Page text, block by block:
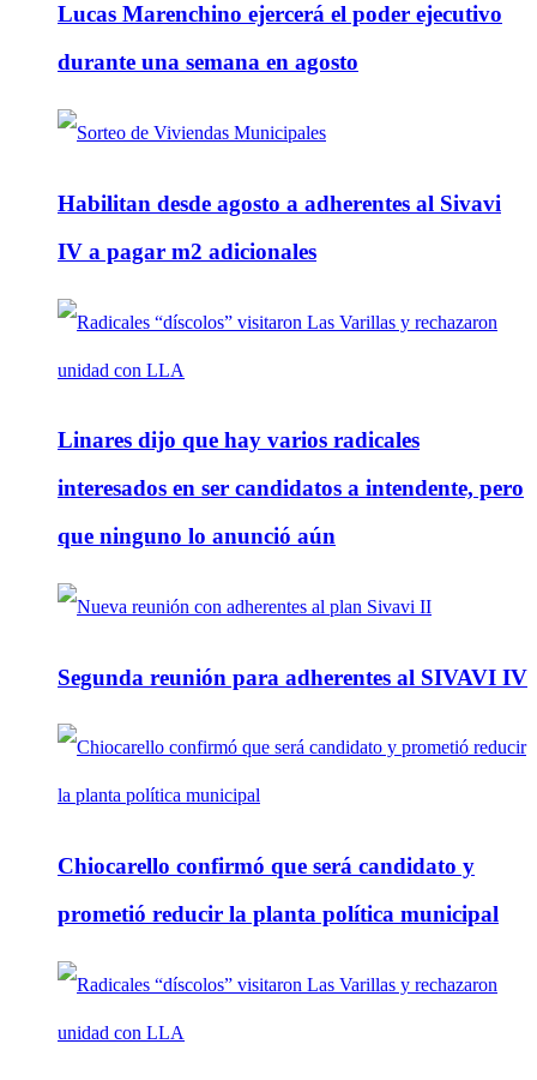
Lucas Marenchino ejercerá el poder ejecutivo
durante una semana en agosto
Habilitan desde agosto a adherentes al Sivavi
IV a pagar m2 adicionales
Linares dijo que hay varios radicales
interesados en ser candidatos a intendente, pero
que ninguno lo anunció aún
Segunda reunión para adherentes al SIVAVI IV
Chiocarello confirmó que será candidato y
prometió reducir la planta política municipal